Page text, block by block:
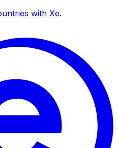
with Xe.